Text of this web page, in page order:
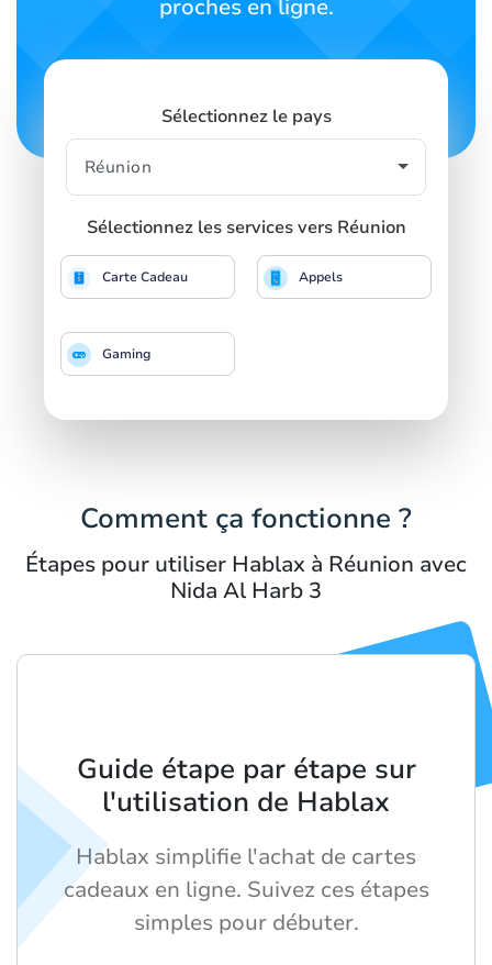
proches en ligne.
Sélectionnez le pays
Sélectionnez les services vers Réunion
Carte Cadeau Appels
Gaming
Comment ça fonctionne ?
Étapes pour utiliser Hablax à Réunion avec
Nida Al Harb 3
Guide étape par étape sur
l'utilisation de Hablax
Hablax simplifie l'achat de cartes
cadeaux en ligne. Suivez ces étapes
simples pour débuter.